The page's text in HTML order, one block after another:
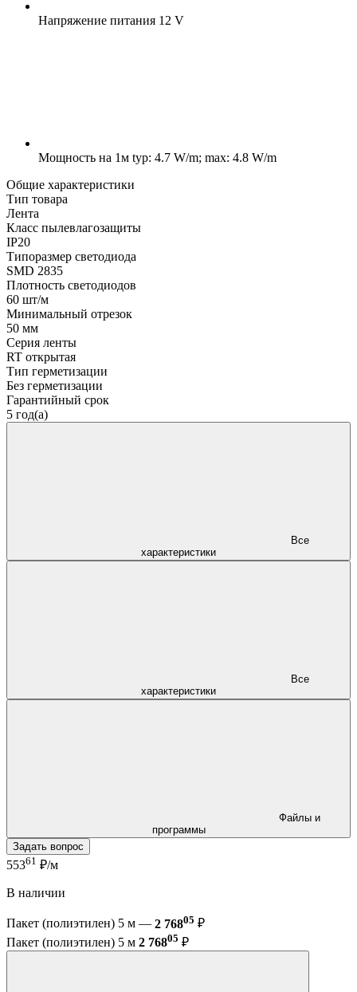
Напряжение питания 12 V
Мощность на 1м typ: 4.7 W/m; max: 4.8 W/m
Общие характеристики
Тип товара
Лента
Класс пылевлагозащиты
IP20
Типоразмер светодиода
SMD 2835
Плотность светодиодов
60 шт/м
Минимальный отрезок
50 мм
Серия ленты
RT открытая
Тип герметизации
Без герметизации
Гарантийный срок
5 год(а)
характеристики
характеристики
программы
Задать вопрос
55361 ₽/м
В наличии
Пакет (полиэтилен) 5 м — 2 76805 ₽
Пакет (полиэтилен) 5 м 2 76805 ₽